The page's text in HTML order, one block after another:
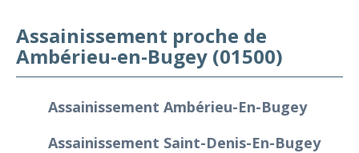
Assainissement proche de
Ambérieu-en-Bugey (01500)
Assainissement Ambérieu-En-Bugey
Assainissement Saint-Denis-En-Bugey